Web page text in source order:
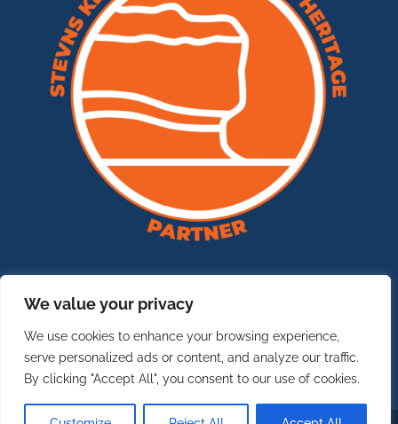
We value your privacy
We use cookies to enhance your browsing experience,
serve personalized ads or content, and analyze our traffic.
By clicking "Accept All", you consent to our use of cookies.